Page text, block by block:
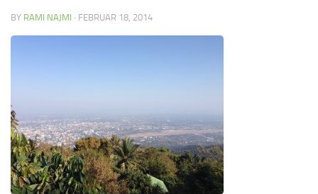
BY RAMI NAJMI · FEBRUAR 18, 2014